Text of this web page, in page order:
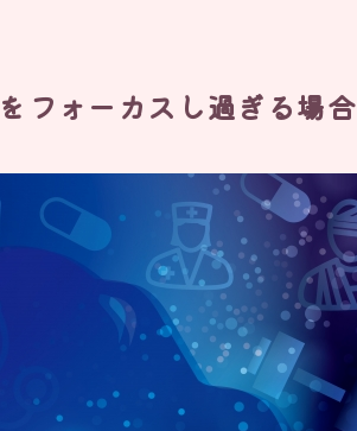
フォーカスし過ぎる場合